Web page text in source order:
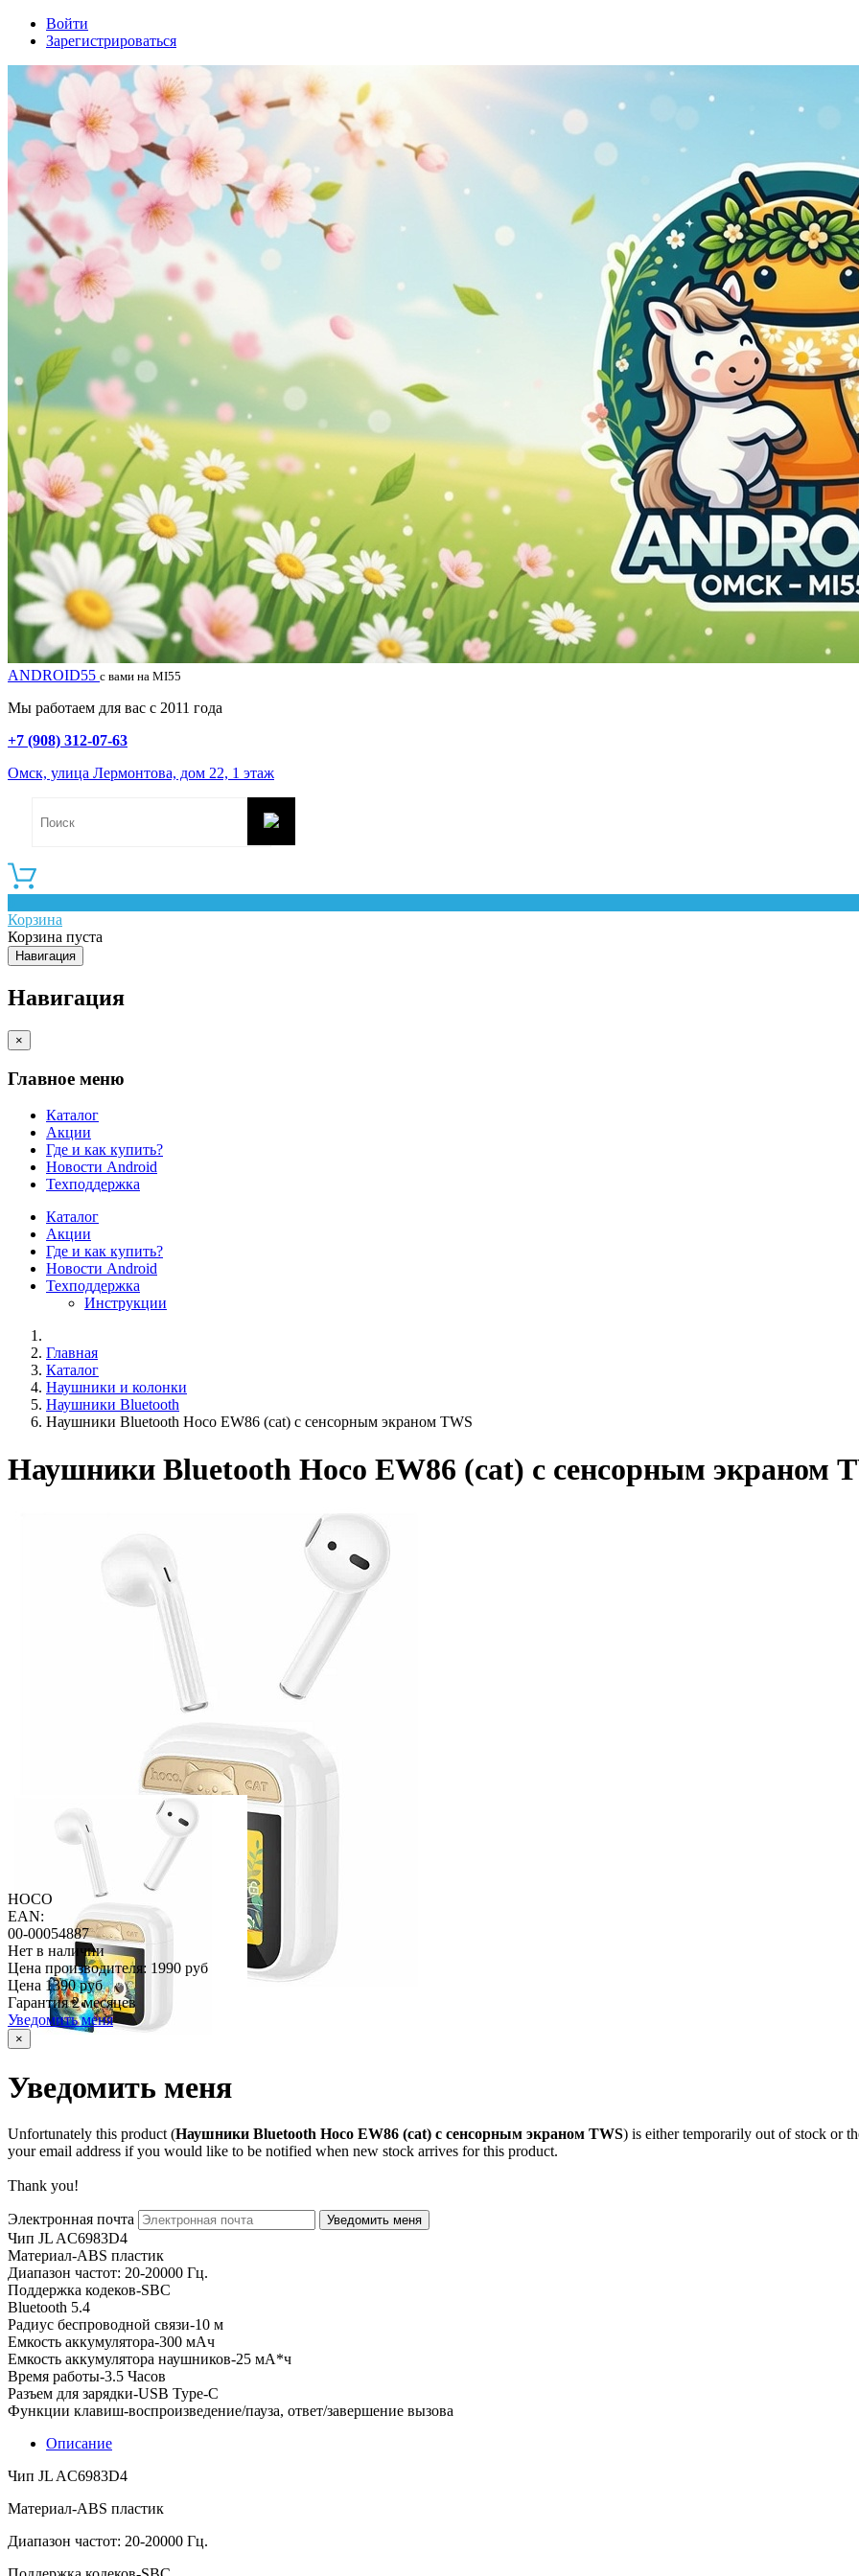
Войти
Зарегистрироваться
ANDROID55 с вами на MI55
Мы работаем для вас с 2011 года
+7 (908) 312-07-63
Омск, улица Лермонтова, дом 22, 1 этаж
Корзина
Корзина пуста
Навигация
Навигация
×
Главное меню
Каталог
Акции
Где и как купить?
Новости Android
Техподдержка
Каталог
Акции
Где и как купить?
Новости Android
Техподдержка
Инструкции
Главная
Каталог
Наушники и колонки
Наушники Bluetooth
Наушники Bluetooth Hoco EW86 (cat) с сенсорным экраном TWS
Наушники Bluetooth Hoco EW86 (cat) с сенсорным экраном
HOCO
EAN:
00-00054887
Нет в наличии
Цена производителя: 1990 руб
Цена 1390 руб
Гарантия 2 месяцев
Уведомить меня
×
Уведомить меня
Unfortunately this product (Наушники Bluetooth Hoco EW86 (cat) с сенсорным экраном TWS) is either temporarily out of stock or
your email address if you would like to be notified when new stock arrives for this product.
Thank you!
Электронная почта
Чип JL AC6983D4
Материал-ABS пластик
Диапазон частот: 20-20000 Гц.
Поддержка кодеков-SBC
Bluetooth 5.4
Радиус беспроводной связи-10 м
Емкость аккумулятора-300 мАч
Емкость аккумулятора наушников-25 мА*ч
Время работы-3.5 Часов
Разъем для зарядки-USB Type-C
Функции клавиш-воспроизведение/пауза, ответ/завершение вызова
Описание
Чип JL AC6983D4
Материал-ABS пластик
Диапазон частот: 20-20000 Гц.